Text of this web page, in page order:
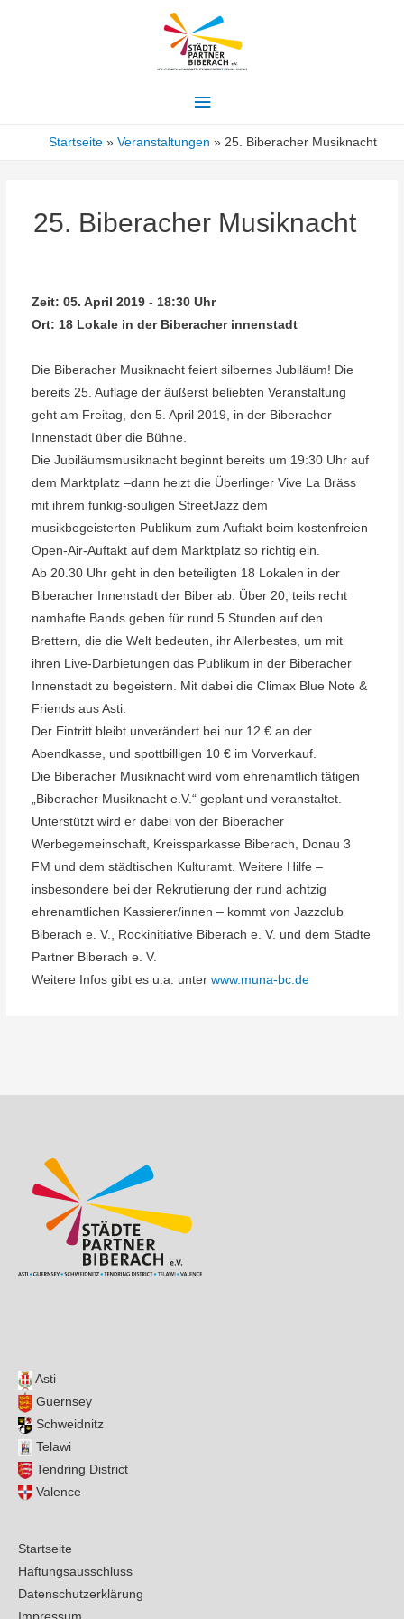
Hauptmenü
Startseite Veranstaltungen 25. Biberacher Musiknacht
25. Biberacher Musiknacht
Zeit: 05. April 2019 - 18:30 Uhr
Ort: 18 Lokale in der Biberacher innenstadt
Die Biberacher Musiknacht feiert silbernes Jubiläum! Die
bereits 25. Auflage der äußerst beliebten Veranstaltung
geht am Freitag, den 5. April 2019, in der Biberacher
Innenstadt über die Bühne.
Die Jubiläumsmusiknacht beginnt bereits um 19:30 Uhr auf
dem Marktplatz –dann heizt die Überlinger Vive La Bräss
mit ihrem funkig-souligen StreetJazz dem
musikbegeisterten Publikum zum Auftakt beim kostenfreien
Open-Air-Auftakt auf dem Marktplatz so richtig ein.
Ab 20.30 Uhr geht in den beteiligten 18 Lokalen in der
Biberacher Innenstadt der Biber ab. Über 20, teils recht
namhafte Bands geben für rund 5 Stunden auf den
Brettern, die die Welt bedeuten, ihr Allerbestes, um mit
ihren Live-Darbietungen das Publikum in der Biberacher
Innenstadt zu begeistern. Mit dabei die Climax Blue Note &
Friends aus Asti.
Der Eintritt bleibt unverändert bei nur 12 € an der
Abendkasse, und spottbilligen 10 € im Vorverkauf.
Die Biberacher Musiknacht wird vom ehrenamtlich tätigen
„Biberacher Musiknacht e.V.“ geplant und veranstaltet.
Unterstützt wird er dabei von der Biberacher
Werbegemeinschaft, Kreissparkasse Biberach, Donau 3
FM und dem städtischen Kulturamt. Weitere Hilfe –
insbesondere bei der Rekrutierung der rund achtzig
ehrenamtlichen Kassierer/innen – kommt von Jazzclub
Biberach e. V., Rockinitiative Biberach e. V. und dem Städte
Partner Biberach e. V.
Weitere Infos gibt es u.a. unter www.muna-bc.de
Asti
Guernsey
Schweidnitz
Telawi
Tendring District
Valence
Startseite
Haftungsausschluss
Datenschutzerklärung